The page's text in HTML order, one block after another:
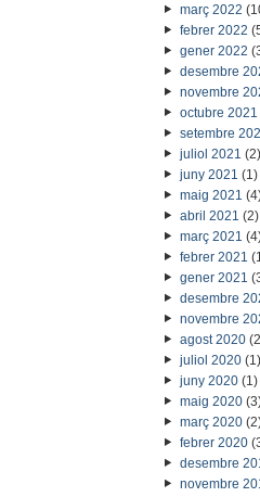
març 2022
febrer 2022
gener 2022
desembre
novembre
octubre 2021
setembre
juliol 2021 (2)
juny 2021 (1)
maig 2021
abril 2021 (2)
març 2021
febrer 2021
gener 2021
desembre
novembre
agost 2020
juliol 2020(1)
juny 2020(1)
maig 2020
març 2020
febrer 2020
desembre
novembre